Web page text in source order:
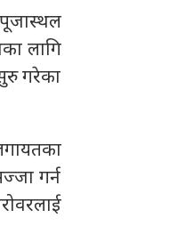
लागि
गरेका
गर्न